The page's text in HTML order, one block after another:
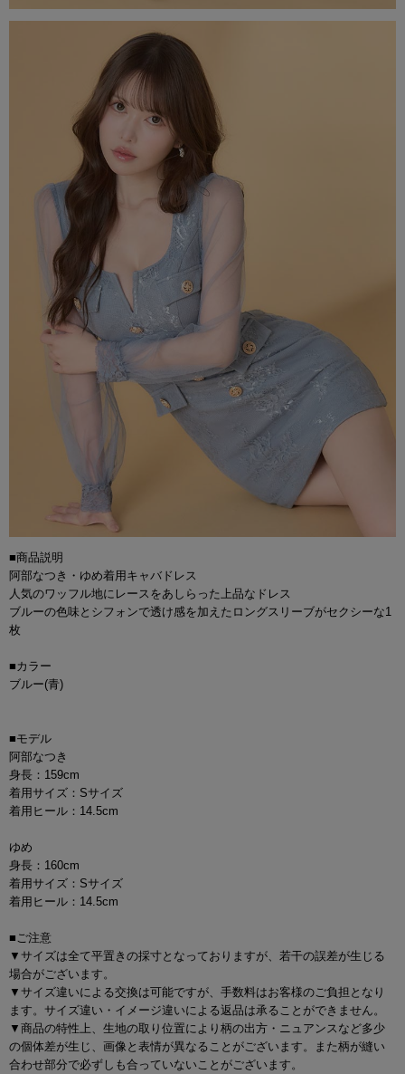
■商品説明
阿部なつき・ゆめ着用キャバドレス
人気のワッフル地にレースをあしらった上品なドレス
ブルーの色味とシフォンで透け感を加えたロングスリーブがセクシーな1
枚
■カラー
ブルー(青)
■モデル
阿部なつき
身長：159cm
着用サイズ：Sサイズ
着用ヒール：14.5cm
ゆめ
身長：160cm
着用サイズ：Sサイズ
着用ヒール：14.5cm
■ご注意
▼サイズは全て平置きの採寸となっておりますが、若干の誤差が生じる
場合がございます。
▼サイズ違いによる交換は可能ですが、手数料はお客様のご負担となり
ます。サイズ違い・イメージ違いによる返品は承ることができません。
▼商品の特性上、生地の取り位置により柄の出方・ニュアンスなど多少
の個体差が生じ、画像と表情が異なることがございます。また柄が縫い
合わせ部分で必ずしも合っていないことがございます。